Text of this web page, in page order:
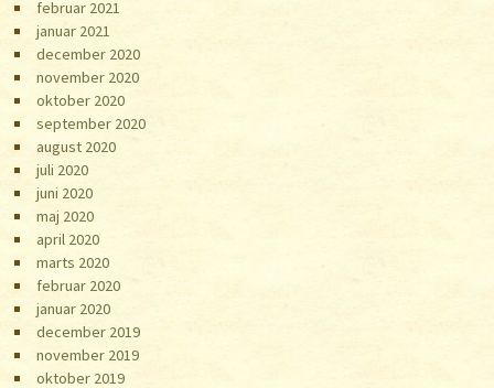
februar 2021
januar 2021
december 2020
november 2020
oktober 2020
september 2020
august 2020
juli 2020
juni 2020
maj 2020
april 2020
marts 2020
februar 2020
januar 2020
december 2019
november 2019
oktober 2019